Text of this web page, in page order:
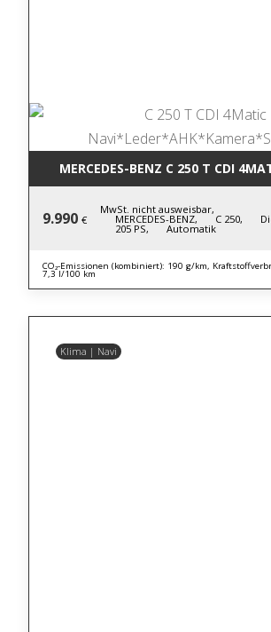
9.990 €
MwSt. nicht ausweisbar,
MERCEDES-BENZ, C 250,
205 PS, Automatik
CO₂-Emissionen (kombiniert): 190 g/km,
7,3 l/100 km
Klima | Navi